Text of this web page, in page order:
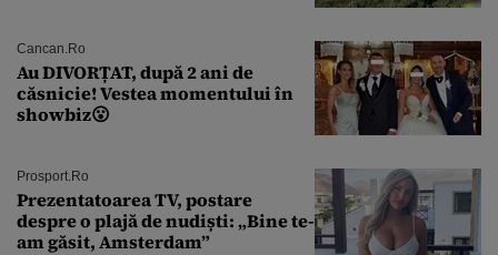
Cancan.ro
Au DIVORȚAT, după 2 ani de
căsnicie! Vestea momentului în
showbiz😮
Prosport.ro
Prezentatoarea TV, postare
despre o plajă de nudiști: „Bine te-
am găsit, Amsterdam”